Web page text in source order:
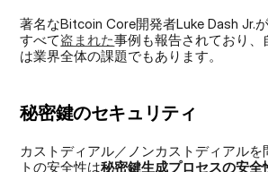
著名なBitcoin Core開発者Luke Dash Jr.
すべて盗まれた事例も報告されており、
は業界全体の課題でもあります。
秘密鍵のセキュリティ
カストディアル／ノンカストディアルを
トの安全性は秘密鍵生成プロセスの安全